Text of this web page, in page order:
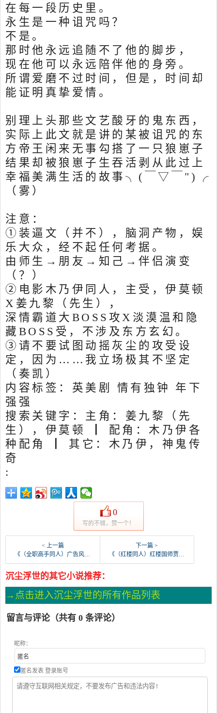
在每一段历史里。
永生是一种诅咒吗？
不是。
那时他永远追随不了他的脚步，
现在他可以永远陪伴他的身旁。
所谓爱磨不过时间，但是，时间却
能证明真挚爱情。
别理上头那些文艺酸牙的鬼东西，
实际上此文就是讲的某被诅咒的东
方帝王闲来无事勾搭了一只狼崽子
结果却被狼崽子生吞活剥从此过上
幸福美满生活的故事╮(￣▽￣")╭
（雾）
注意：
①装逼文（并不），脑洞产物，娱
乐大众，经不起任何考据。
由师生→朋友→知己→伴侣演变
（？）
②电影木乃伊同人，主受，伊莫顿
X姜九黎（先生），
深情霸道大BOSS攻X淡漠温和隐
藏BOSS受，不涉及东方玄幻。
③请不要试图动摇灰尘的攻受设
定，因为……我立场极其不坚定
（奏凯）
内容标签：英美剧 情有独钟 年下
强强
搜索关键字：主角：姜九黎（先
生），伊莫顿 ┃ 配角：木乃伊各
种配角 ┃ 其它：木乃伊，神鬼传
奇
:
0
写的不错，赞一个！
< 上一篇
《（全职高手同人）广告风波》 作者：蜂蜜柚子茶 txt文件大小：155.71 KB
下一篇 >
《（红楼同人）红楼国师贾敬》 作者：Panax txt文件大小：480.24 KB
沉尘浮世的其它小说推荐：
→点击进入沉尘浮世的所有作品列表
留言与评论（共有 0 条评论）
昵称：
匿名发表 登录账号